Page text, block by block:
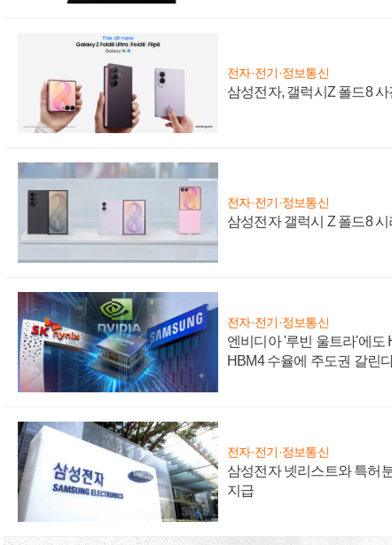
전자·전기·정보통신
삼성전자, 갤럭시Z 폴드8
전자·전기·정보통신
삼성전자 갤럭시 Z 폴드8
전자·전기·정보통신
엔비디아 '루빈 울트라'에도
HBM4 수율에 주도권 갈린
전자·전기·정보통신
삼성전자 넷리스트와 특허
지급